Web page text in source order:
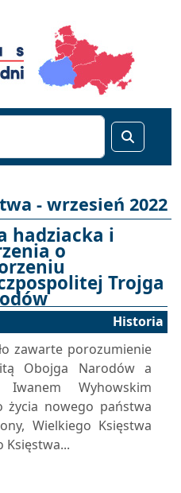
- wrzesień 2022
hadziacka i
o
Trojga
Historia
zawarte porozumienie
Obojga Narodów a
Wyhowskim
życia nowego państwa
Wielkiego Księstwa
Księstwa...